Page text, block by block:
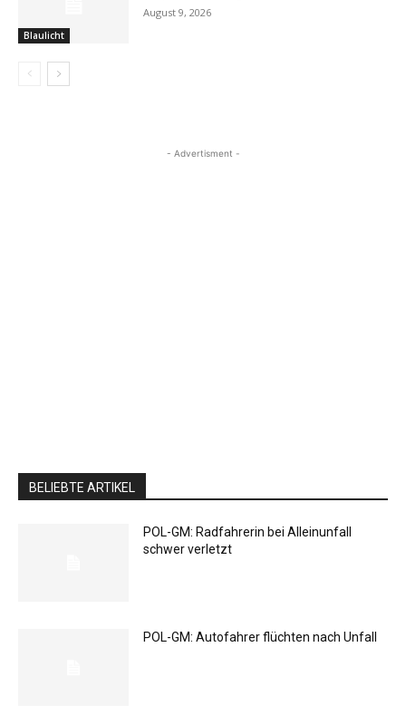
Blaulicht
August 9, 2026
- Advertisment -
BELIEBTE ARTIKEL
POL-GM: Radfahrerin bei Alleinunfall
schwer verletzt
POL-GM: Autofahrer flüchten nach Unfall